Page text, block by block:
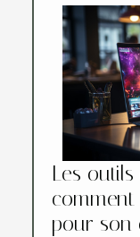
Les
pour son